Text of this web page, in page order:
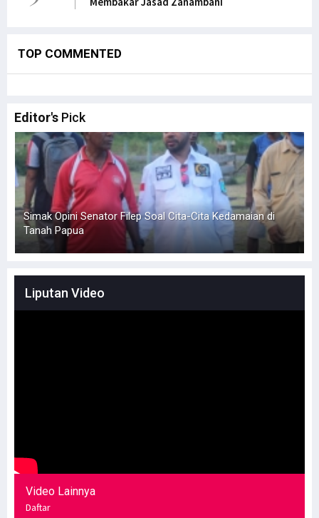
TOP COMMENTED
Editor's Pick
Filep Soal Cita-Cita Kedamaian di
Hindari Bias
KKB
Liputan Video
Video Lainnya
Daftar